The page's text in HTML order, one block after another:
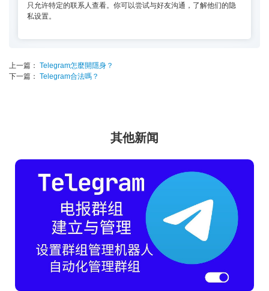
只允许特定的联系人查看。你可以尝试与好友沟通，了解他们的隐
私设置。
上一篇： Telegram怎麼開隱身？
下一篇： Telegram合法嗎？
其他新闻